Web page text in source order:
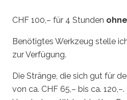
CHF 100,– für 4 Stunden
Benötigtes Werkzeug stelle
zur Verfügung.
Die Stränge, die sich gut für
von ca. CHF 65,– bis ca.